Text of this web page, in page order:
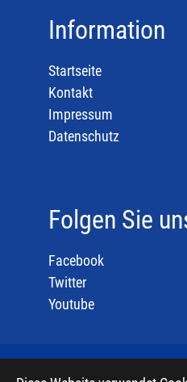
Information
Startseite
Kontakt
Impressum
Datenschutz
Folgen Sie
Facebook
Twitter
Youtube